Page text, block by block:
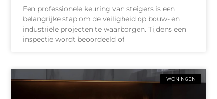
Een professionele keuring van steigers is een
belangrijke stap om de veiligheid op bouw- en
industriële projecten te waarborgen. Tijdens een
inspectie wordt beoordeeld of
WONINGEN